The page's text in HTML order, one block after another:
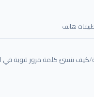
هاتف
/كيف تنشئ كلمة مرور قوية في